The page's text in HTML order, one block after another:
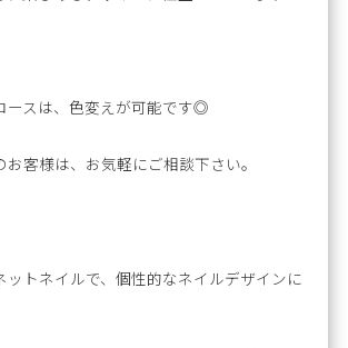
ースは、色変えが可能です◎
客様は、お気軽にご相談下さい。
ットネイルで、個性的なネイルデザインに